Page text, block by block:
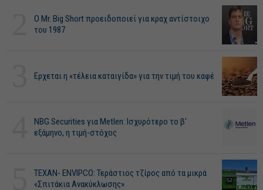
O Mr. Big Short προειδοποιεί για κραχ αντίστοιχο
του 1987
Ερχεται η «τέλεια καταιγίδα» για την τιμή του καφέ
NBG Securities για Metlen: Ισχυρότερο το β'
εξάμηνο, η τιμή-στόχος
ΤΕΧΑΝ- ENVIPCO: Τεράστιος τζίρος από τα μικρά
«Σπιτάκια Ανακύκλωσης»